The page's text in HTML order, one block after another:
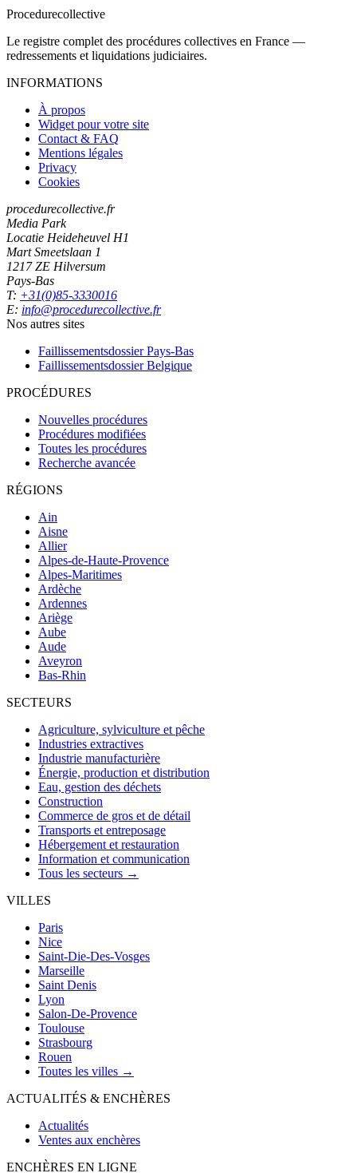
Procedurecollective
Le registre complet des procédures collectives en France —
redressements et liquidations judiciaires.
INFORMATIONS
À propos
Widget pour votre site
Contact & FAQ
Mentions légales
Privacy
Cookies
procedurecollective.fr
Media Park
Locatie Heideheuvel H1
Mart Smeetslaan 1
1217 ZE Hilversum
Pays-Bas
T: +31(0)85-3330016
E: info@procedurecollective.fr
Nos autres sites
Faillissementsdossier Pays-Bas
Faillissementsdossier Belgique
PROCÉDURES
Nouvelles procédures
Procédures modifiées
Toutes les procédures
Recherche avancée
RÉGIONS
Ain
Aisne
Allier
Alpes-de-Haute-Provence
Alpes-Maritimes
Ardèche
Ardennes
Ariège
Aube
Aude
Aveyron
Bas-Rhin
SECTEURS
Agriculture, sylviculture et pêche
Industries extractives
Industrie manufacturière
Énergie, production et distribution
Eau, gestion des déchets
Construction
Commerce de gros et de détail
Transports et entreposage
Hébergement et restauration
Information et communication
Tous les secteurs →
VILLES
Paris
Nice
Saint-Die-Des-Vosges
Marseille
Saint Denis
Lyon
Salon-De-Provence
Toulouse
Strasbourg
Rouen
Toutes les villes →
ACTUALITÉS & ENCHÈRES
Actualités
Ventes aux enchères
ENCHÈRES EN LIGNE